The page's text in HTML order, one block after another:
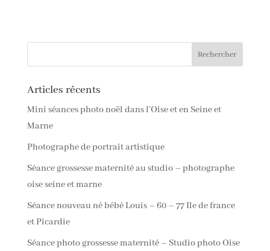
Articles récents
Mini séances photo noël dans l’Oise et en Seine et
Marne
Photographe de portrait artistique
Séance grossesse maternité au studio – photographe
oise seine et marne
Séance nouveau né bébé Louis – 60 – 77 Ile de france
et Picardie
Séance photo grossesse maternité – Studio photo Oise